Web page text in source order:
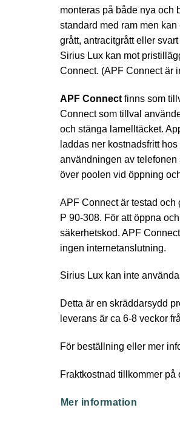
monteras på både nya och
standard med ram men
grått, antracitgrått eller
Sirius Lux kan mot
Connect. (APF Connect är
APF Connect finns som
Connect som tillval
och stänga lamelltäcket.
laddas ner kostnadsfritt
användningen av
över poolen vid öppning
APF Connect är testad
P 90-308. För att öppna
säkerhetskod. APF
ingen internetanslutning.
Sirius Lux kan inte
Detta är en skräddarsydd
leverans är ca 6-8 veckor
För beställning eller mer
Fraktkostnad tillkommer på
Mer information